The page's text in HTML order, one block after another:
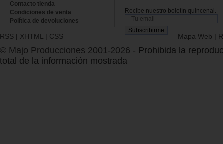
Contacto tienda
Condiciones de venta
Política de devoluciones
Recibe nuestro boletín quincenal.
RSS | XHTML | CSS Mapa Web |
© Majo Producciones 2001-2026 - Prohibida la
total de la información mostrada